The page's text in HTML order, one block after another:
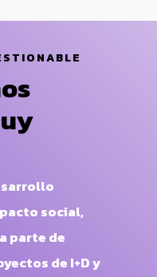
social,
parte de
de I+D y